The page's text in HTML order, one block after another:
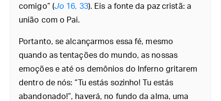
comigo” (Jo 16, 33). Eis a fonte da paz cristã: a
união com o Pai.
Portanto, se alcançarmos essa fé, mesmo
quando as tentações do mundo, as nossas
emoções e até os demônios do Inferno gritarem
dentro de nós: “Tu estás sozinho! Tu estás
abandonado!”, haverá, no fundo da alma, uma